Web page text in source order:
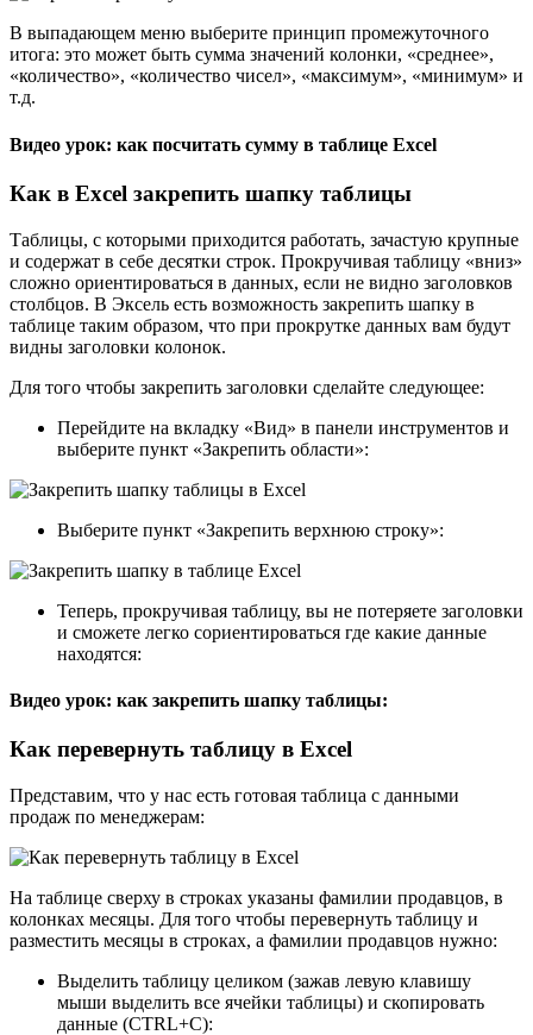
В выпадающем меню выберите принцип промежуточного
итога: это может быть сумма значений колонки, «среднее»,
«количество», «количество чисел», «максимум», «минимум» и
т.д.
Видео урок: как посчитать сумму в таблице Excel
Как в Excel закрепить шапку таблицы
Таблицы, с которыми приходится работать, зачастую крупные
и содержат в себе десятки строк. Прокручивая таблицу «вниз»
сложно ориентироваться в данных, если не видно заголовков
столбцов. В Эксель есть возможность закрепить шапку в
таблице таким образом, что при прокрутке данных вам будут
видны заголовки колонок.
Для того чтобы закрепить заголовки сделайте следующее:
Перейдите на вкладку «Вид» в панели инструментов и
выберите пункт «Закрепить области»:
Выберите пункт «Закрепить верхнюю строку»:
Теперь, прокручивая таблицу, вы не потеряете заголовки
и сможете легко сориентироваться где какие данные
находятся:
Видео урок: как закрепить шапку таблицы:
Как перевернуть таблицу в Excel
Представим, что у нас есть готовая таблица с данными
продаж по менеджерам:
На таблице сверху в строках указаны фамилии продавцов, в
колонках месяцы. Для того чтобы перевернуть таблицу и
разместить месяцы в строках, а фамилии продавцов нужно:
Выделить таблицу целиком (зажав левую клавишу
мыши выделить все ячейки таблицы) и скопировать
данные (CTRL+C):